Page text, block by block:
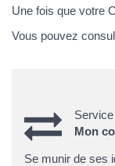
Une fois que votre
Vous pouvez
Mon
Se munir de ses